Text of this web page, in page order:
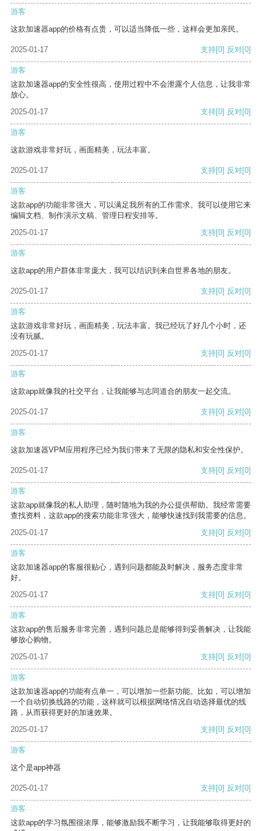
游客
这款加速器app的价格有点贵，可以适当降低一些，这样会更加亲民。
2025-01-17 支持[0] 反对[0]
游客
这款加速器app的安全性很高，使用过程中不会泄露个人信息，让我非常
放心。
2025-01-17
支持[0] 反对[0]
游客
这款游戏非常好玩，画面精美，玩法丰富。
2025-01-17 支持[0] 反对[0]
游客
这款app的功能非常强大，可以满足我所有的工作需求。我可以使用它来
编辑文档、制作演示文稿、管理日程安排等。
2025-01-17
支持[0] 反对[0]
游客
这款app的用户群体非常庞大，我可以结识到来自世界各地的朋友。
2025-01-17 支持[0] 反对[0]
游客
这款游戏非常好玩，画面精美，玩法丰富。我已经玩了好几个小时，还
没有玩腻。
2025-01-17
支持[0] 反对[0]
游客
这款app就像我的社交平台，让我能够与志同道合的朋友一起交流。
2025-01-17 支持[0] 反对[0]
游客
这款加速器VPM应用程序已经为我们带来了无限的隐私和安全性保护。
2025-01-17 支持[0] 反对[0]
游客
这款app就像我的私人助理，随时随地为我的办公提供帮助。我经常需要
查找资料，这款app的搜索功能非常强大，能够快速找到我需要的信息。
2025-01-17
支持[0] 反对[0]
游客
这款加速器app的客服很贴心，遇到问题都能及时解决，服务态度非常
好。
2025-01-17
支持[0] 反对[0]
游客
这款app的售后服务非常完善，遇到问题总是能够得到妥善解决，让我能
够放心购物。
2025-01-17
支持[0] 反对[0]
游客
这款加速器app的功能有点单一，可以增加一些新功能。比如，可以增加
一个自动切换线路的功能，这样就可以根据网络情况自动选择最优的线
路，从而获得更好的加速效果。
2025-01-17
支持[0] 反对[0]
游客
这个是app神器
2025-01-17 支持[0] 反对[0]
游客
这款app的学习氛围很浓厚，能够激励我不断学习，让我能够取得更好的